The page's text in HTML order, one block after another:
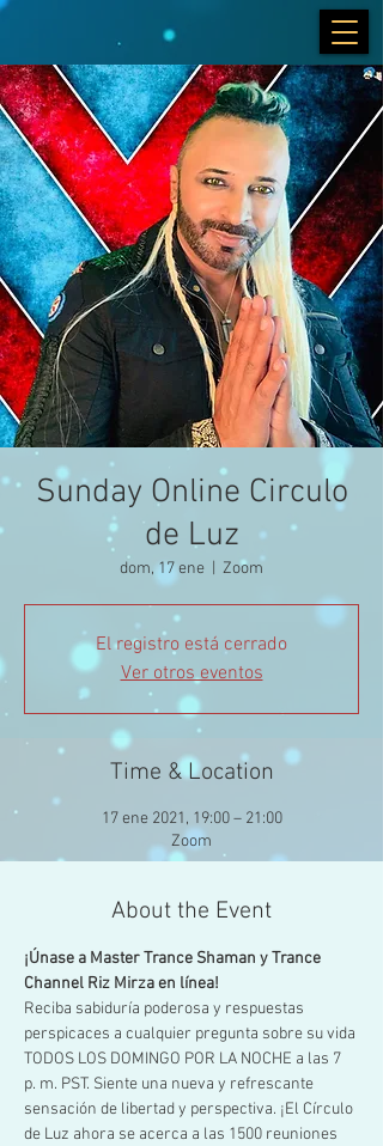
Sunday Online Circulo
de Luz
dom, 17 ene Zoom
El registro está cerrado
Ver otros eventos
Time & Location
17 ene 2021, 19:00 – 21:00
Zoom
About the Event
¡Únase a Master Trance Shaman y Trance
Channel Riz Mirza en línea!
Reciba sabiduría poderosa y respuestas
perspicaces a cualquier pregunta sobre su vida
TODOS LOS DOMINGO POR LA NOCHE a las 7
p. m. PST. Siente una nueva y refrescante
sensación de libertad y perspectiva. ¡El Círculo
de Luz ahora se acerca a las 1500 reuniones